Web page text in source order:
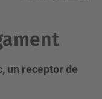
un receptor de